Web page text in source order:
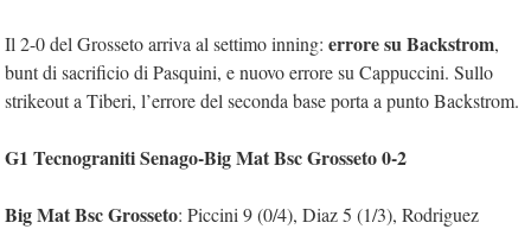
Il 2-0 del Grosseto arriva al settimo inning: errore suBackstrom,
bunt di sacrificio di Pasquini, e nuovo errore su Cappuccini. Sullo
strikeout a Tiberi, l’errore del seconda base porta a punto Backstrom.
G1 Tecnograniti Senago-Big Mat Bsc Grosseto 0-2
Big Mat Bsc Grosseto: Piccini 9 (0/4), Diaz 5 (1/3), Rodriguez